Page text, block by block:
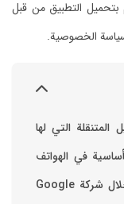
الخصوصية.
التي لها
في الهواتف